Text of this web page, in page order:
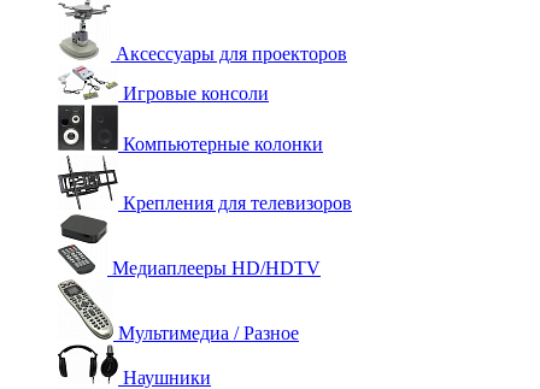
Аксессуары для проекторов
Игровые консоли
Компьютерные колонки
Крепления для телевизоров
Медиаплееры HD/HDTV
Мультимедиа / Разное
Наушники